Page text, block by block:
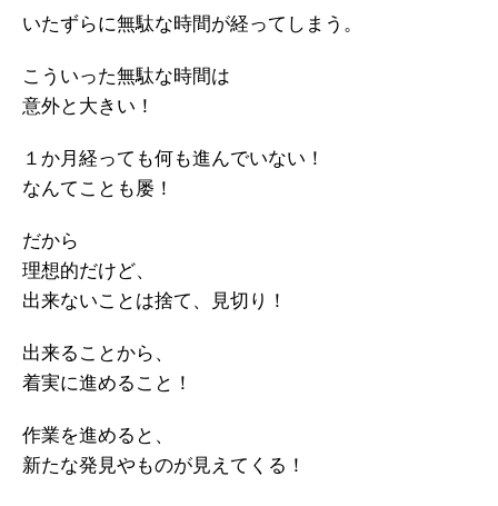
いたずらに無駄な時間が経ってしまう。
こういった無駄な時間は
意外と大きい！
１か月経っても何も進んでいない！
なんてことも屡！
だから
理想的だけど、
出来ないことは捨て、見切り！
出来ることから、
着実に進めること！
作業を進めると、
新たな発見やものが見えてくる！